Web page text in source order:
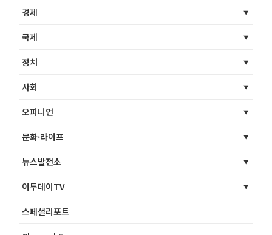
경제
국제
정치
사회
오피니언
문화·라이프
뉴스발전소
이투데이TV
스페셜리포트